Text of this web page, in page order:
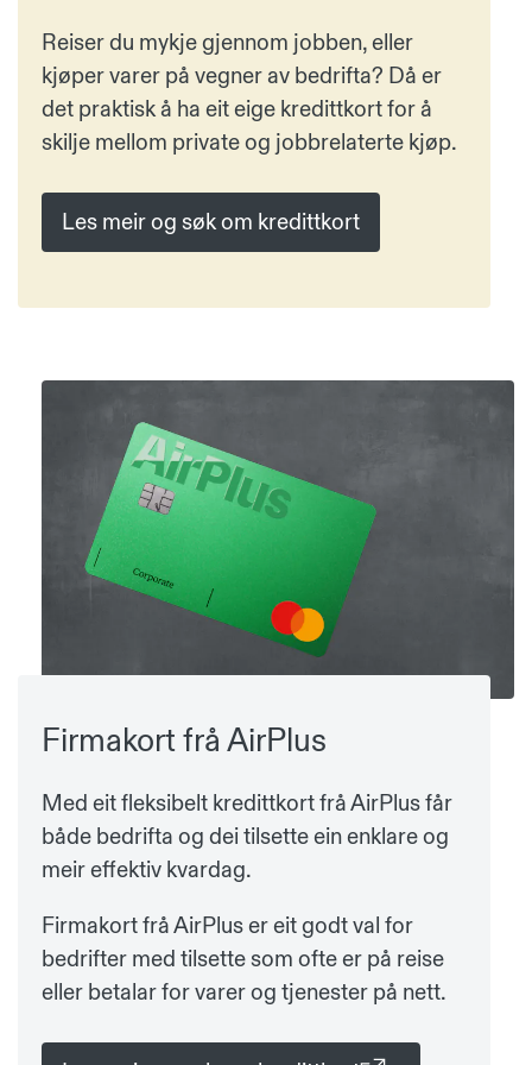
Reiser du mykje gjennom jobben, eller
kjøper varer på vegner av bedrifta? Då er
det praktisk å ha eit eige kredittkort for å
skilje mellom private og jobbrelaterte kjøp.
Les meir og søk om kredittkort
Firmakort frå AirPlus
Med eit fleksibelt kredittkort frå AirPlus får
både bedrifta og dei tilsette ein enklare og
meir effektiv kvardag.
Firmakort frå AirPlus er eit godt val for
bedrifter med tilsette som ofte er på reise
eller betalar for varer og tjenester på nett.